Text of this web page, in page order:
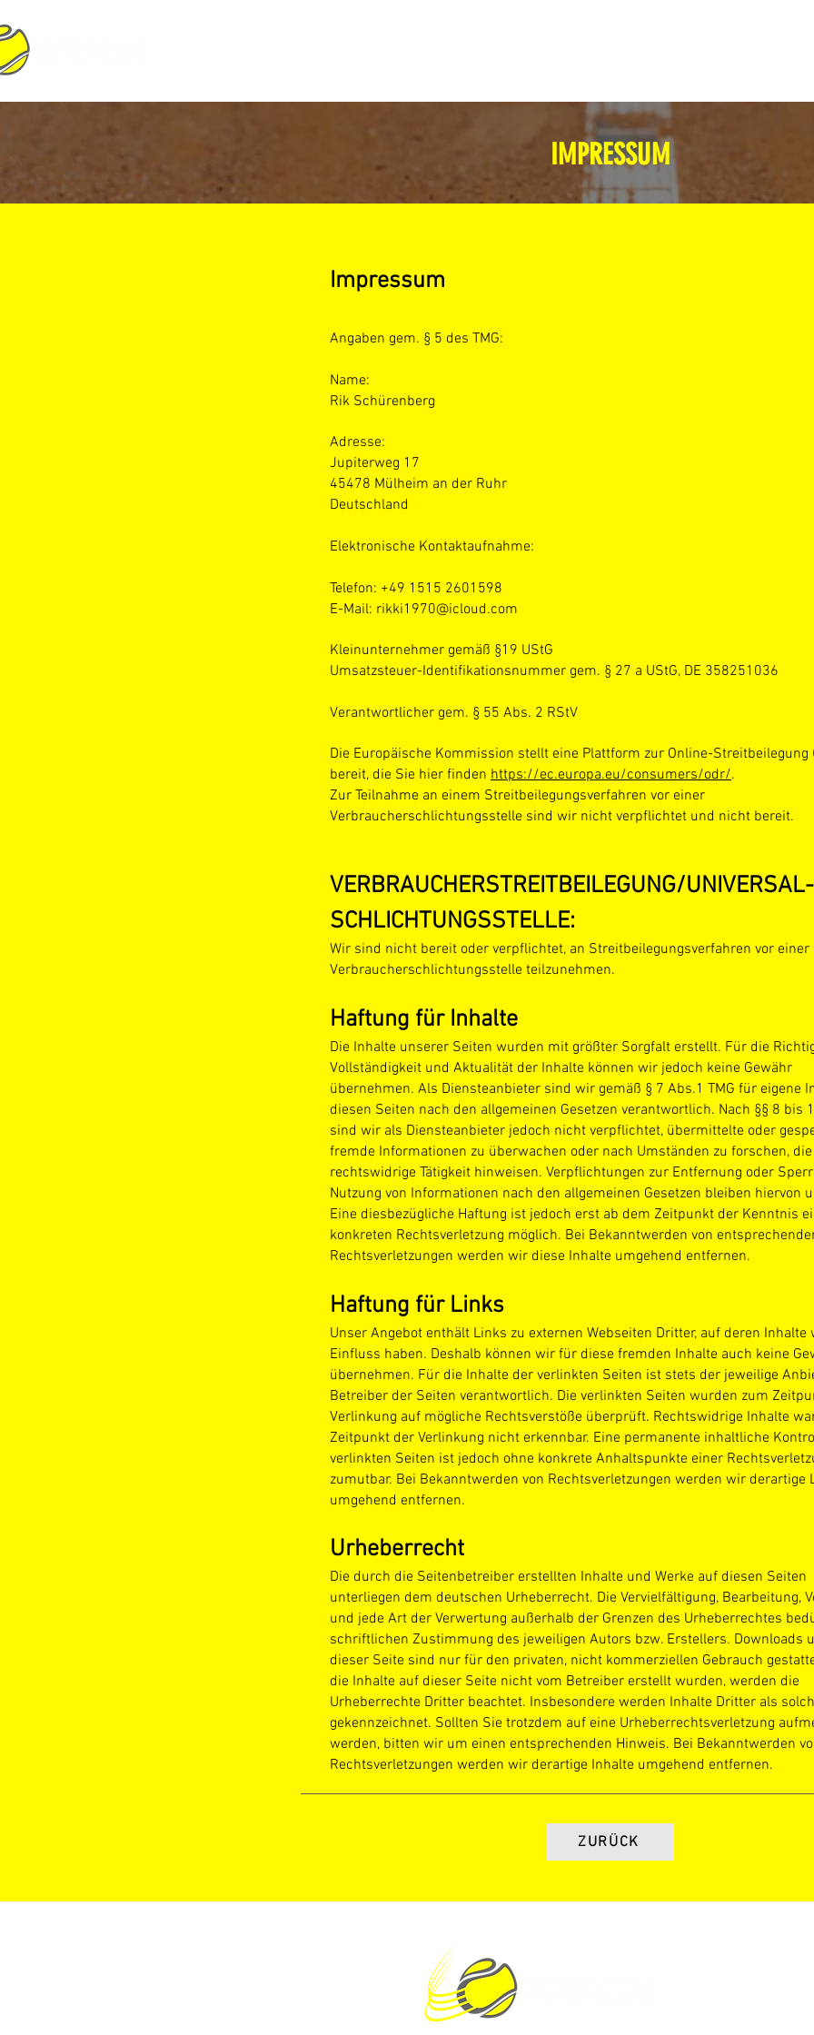
IMPRESSUM
Impressum
Angaben gem. § 5 des TMG:
Name:
Rik Schürenberg
Adresse:
Jupiterweg 17
45478 Mülheim an der Ruhr
Deutschland
Elektronische Kontaktaufnahme:
Telefon: +49 1515 2601598
E-Mail: rikki1970@icloud.com
Kleinunternehmer gemäß §19 UStG
Umsatzsteuer-Identifikationsnummer gem. § 27 a UStG, DE 358251036
Verantwortlicher gem. § 55 Abs. 2 RStV
Die Europäische Kommission stellt eine Plattform zur Online-Streitbeilegung
bereit, die Sie hier finden https://ec.europa.eu/consumers/odr/.
Zur Teilnahme an einem Streitbeilegungsverfahren vor einer
Verbraucherschlichtungsstelle sind wir nicht verpflichtet und nicht bereit.
VERBRAUCHER­STREIT­BEILEGUNG/UNIVERSAL­
SCHLICHTUNGS­STELLE:
Wir sind nicht bereit oder verpflichtet, an Streitbeilegungsverfahren vor einer
Verbraucherschlichtungsstelle teilzunehmen.
Haftung für Inhalte
Die Inhalte unserer Seiten wurden mit größter Sorgfalt erstellt. Für die
Vollständigkeit und Aktualität der Inhalte können wir jedoch keine Gewähr
übernehmen. Als Diensteanbieter sind wir gemäß § 7 Abs.1 TMG für eigene
diesen Seiten nach den allgemeinen Gesetzen verantwortlich. Nach §§ 8 bis
sind wir als Diensteanbieter jedoch nicht verpflichtet, übermittelte oder
fremde Informationen zu überwachen oder nach Umständen zu forschen,
rechtswidrige Tätigkeit hinweisen. Verpflichtungen zur Entfernung oder
Nutzung von Informationen nach den allgemeinen Gesetzen bleiben hiervon
Eine diesbezügliche Haftung ist jedoch erst ab dem Zeitpunkt der Kenntnis
konkreten Rechtsverletzung möglich. Bei Bekanntwerden von
Rechtsverletzungen werden wir diese Inhalte umgehend entfernen.
Haftung für Links
Unser Angebot enthält Links zu externen Webseiten Dritter, auf deren Inhalte
Einfluss haben. Deshalb können wir für diese fremden Inhalte auch keine
übernehmen. Für die Inhalte der verlinkten Seiten ist stets der jeweilige
Betreiber der Seiten verantwortlich. Die verlinkten Seiten wurden zum
Verlinkung auf mögliche Rechtsverstöße überprüft. Rechtswidrige Inhalte
Zeitpunkt der Verlinkung nicht erkennbar. Eine permanente inhaltliche
verlinkten Seiten ist jedoch ohne konkrete Anhaltspunkte einer
zumutbar. Bei Bekanntwerden von Rechtsverletzungen werden wir derartige
umgehend entfernen.
Urheberrecht
Die durch die Seitenbetreiber erstellten Inhalte und Werke auf diesen Seiten
unterliegen dem deutschen Urheberrecht. Die Vervielfältigung, Bearbeitung,
und jede Art der Verwertung außerhalb der Grenzen des Urheberrechtes
schriftlichen Zustimmung des jeweiligen Autors bzw. Erstellers. Downloads
dieser Seite sind nur für den privaten, nicht kommerziellen Gebrauch
die Inhalte auf dieser Seite nicht vom Betreiber erstellt wurden, werden die
Urheberrechte Dritter beachtet. Insbesondere werden Inhalte Dritter als
gekennzeichnet. Sollten Sie trotzdem auf eine Urheberrechtsverletzung
werden, bitten wir um einen entsprechenden Hinweis. Bei Bekanntwerden
Rechtsverletzungen werden wir derartige Inhalte umgehend entfernen.
ZURÜCK